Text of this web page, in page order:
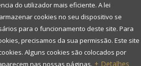
do utilizador mais eficiente. A lei
cookies no seu dispositivo se
para o funcionamento deste site. Para
precisamos da sua permissão. Este site
Alguns cookies são colocados por
+ Detalhes